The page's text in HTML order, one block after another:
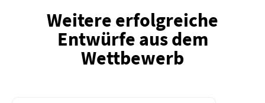
Weitere erfolgreiche
Entwürfe aus dem
Wettbewerb